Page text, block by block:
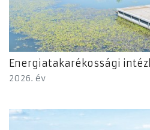
Energiatakarékossági
2026. év